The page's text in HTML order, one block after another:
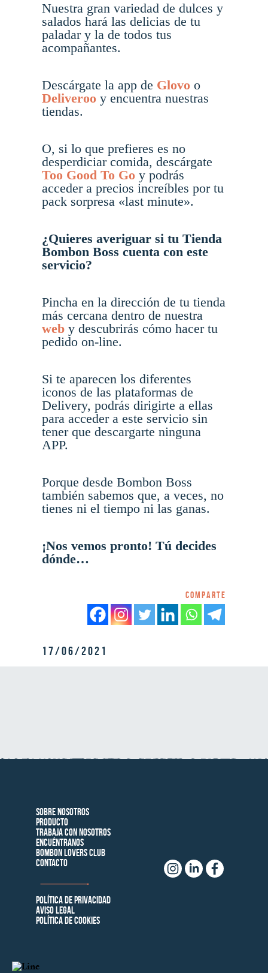
Nuestra gran variedad de dulces y
salados hará las delicias de tu
paladar y la de todos tus
acompañantes.
Descárgate la app de Glovo o
Deliveroo y encuentra nuestras
tiendas.
O, si lo que prefieres es no
desperdiciar comida, descárgate
Too Good To Go y podrás
acceder a precios increíbles por tu
pack sorpresa «last minute».
¿Quieres averiguar si tu Tienda
Bombon Boss cuenta con este
servicio?
Pincha en la dirección de tu tienda
más cercana dentro de nuestra
web y descubrirás cómo hacer tu
pedido on-line.
Si te aparecen los diferentes
iconos de las plataformas de
Delivery, podrás dirigirte a ellas
para acceder a este servicio sin
tener que descargarte ninguna
APP.
Porque desde Bombon Boss
también sabemos que, a veces, no
tienes ni el tiempo ni las ganas.
¡Nos vemos pronto! Tú decides
dónde…
Comparte
17/06/2021
Sobre nosotros
Producto
Trabaja con Nosotros
Encuéntranos
Bombon Lovers Club
Contacto
Política de privacidad
AVISO LEGAL
Política de cookies